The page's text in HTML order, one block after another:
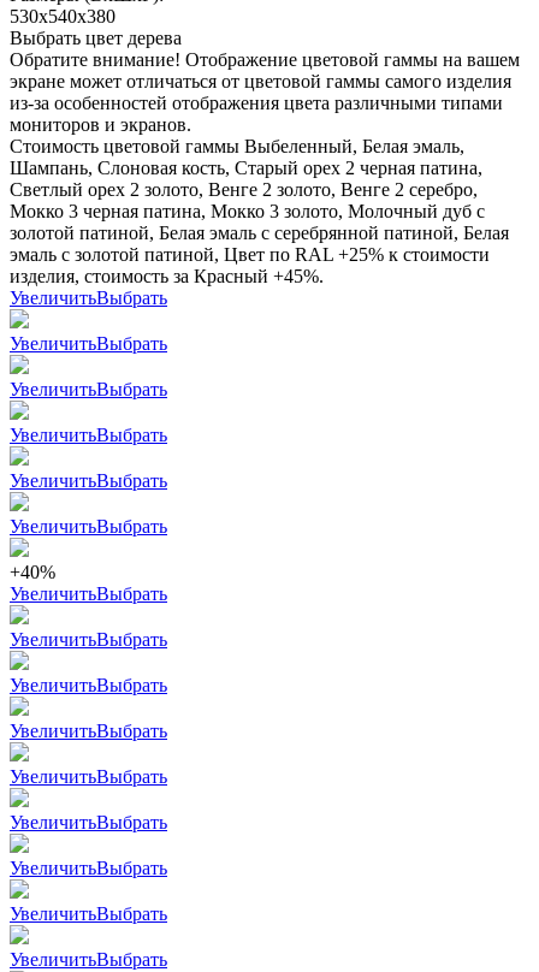
530х540х380
Выбрать цвет дерева
Обратите внимание! Отображение цветовой гаммы на вашем
экране может отличаться от цветовой гаммы самого изделия
из-за особенностей отображения цвета различными типами
мониторов и экранов.
Стоимость цветовой гаммы Выбеленный, Белая эмаль,
Шампань, Слоновая кость, Старый орех 2 черная патина,
Светлый орех 2 золото, Венге 2 золото, Венге 2 серебро,
Мокко 3 черная патина, Мокко 3 золото, Молочный дуб с
золотой патиной, Белая эмаль с серебрянной патиной, Белая
эмаль с золотой патиной, Цвет по RAL +25% к стоимости
изделия, стоимость за Красный +45%.
УвеличитьВыбрать
УвеличитьВыбрать
УвеличитьВыбрать
УвеличитьВыбрать
УвеличитьВыбрать
УвеличитьВыбрать
+40%
УвеличитьВыбрать
УвеличитьВыбрать
УвеличитьВыбрать
УвеличитьВыбрать
УвеличитьВыбрать
УвеличитьВыбрать
УвеличитьВыбрать
УвеличитьВыбрать
УвеличитьВыбрать